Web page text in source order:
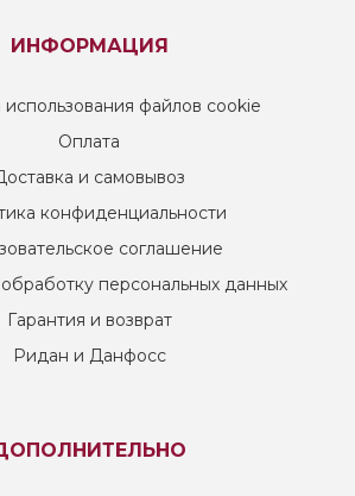
ИНФОРМАЦИЯ
использования файлов cookie
Оплата
и самовывоз
конфиденциальности
соглашение
персональных данных
Гарантия и возврат
Ридан и Данфосс